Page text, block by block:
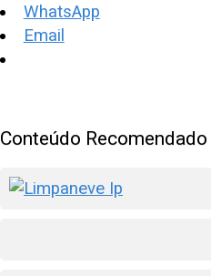
WhatsApp
Email
Conteúdo Recomendado